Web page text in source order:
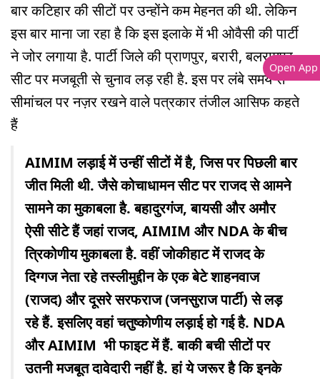
बार कटिहार की सीटों पर उन्होंने कम मेहनत की थी. लेकिन
इस बार माना जा रहा है कि इस इलाके में भी ओवैसी की पार्टी
ने जोर लगाया है. पार्टी जिले की प्राणपुर, बरारी, बलरामपुर
सीट पर मजबूती से चुनाव लड़ रही है. इस पर लंबे समय से
सीमांचल पर नज़र रखने वाले पत्रकार तंजील आसिफ कहते
हैं
AIMIM लड़ाई में उन्हीं सीटों में है, जिस पर पिछली बार
जीत मिली थी. जैसे कोचाधामन सीट पर राजद से आमने
सामने का मुकाबला है. बहादुरगंज, बायसी और अमौर
ऐसी सीटे हैं जहां राजद, AIMIM और NDA के बीच
त्रिकोणीय मुकाबला है. वहीं जोकीहाट में राजद के
दिग्गज नेता रहे तस्लीमुद्दीन के एक बेटे शाहनवाज
(राजद) और दूसरे सरफराज (जनसुराज पार्टी) से लड़
रहे हैं. इसलिए वहां चतुष्कोणीय लड़ाई हो गई है. NDA
और AIMIM भी फाइट में हैं. बाकी बची सीटों पर
उतनी मजबूत दावेदारी नहीं है. हां ये जरूर है कि इनके
Open App